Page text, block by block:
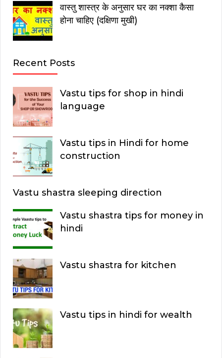
वास्तु शास्त्र के अनुसार घर का नक्शा कैसा
होना चाहिए (दक्षिणा मुखी)
Recent Posts
Vastu tips for shop in hindi
language
Vastu tips in Hindi for home
construction
Vastu shastra sleeping direction
Vastu shastra tips for money in
hindi
Vastu shastra for kitchen
Vastu tips in hindi for wealth